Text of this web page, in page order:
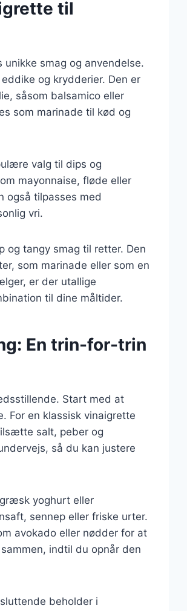
til
smag og anvendelse.
og krydderier. Den er
såsom balsamico eller
som marinade til kød og
valg til dips og
mayonnaise, fløde eller
også tilpasses med
vri.
og tangy smag til retter. Den
som marinade eller som en
er der utallige
til dine måltider.
En trin-for-trin
Start med at
For en klassisk vinaigrette
salt, peber og
så du kan justere
yoghurt eller
sennep eller friske urter.
avokado eller nødder for at
indtil du opnår den
beholder i